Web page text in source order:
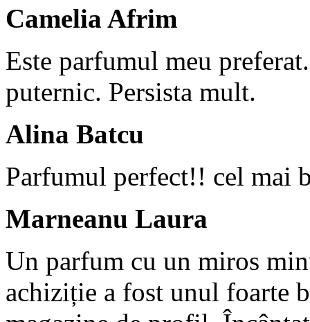
Camelia Afrim
Este parfumul meu
puternic. Persista mult.
Alina Batcu
Parfumul perfect!! cel mai
Marneanu Laura
Un parfum cu un miros
achiziție a fost unul foarte